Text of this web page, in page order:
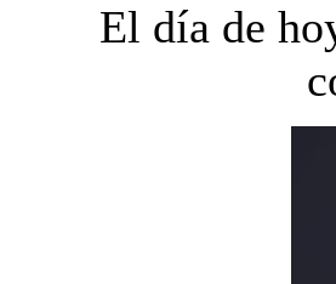
El día de